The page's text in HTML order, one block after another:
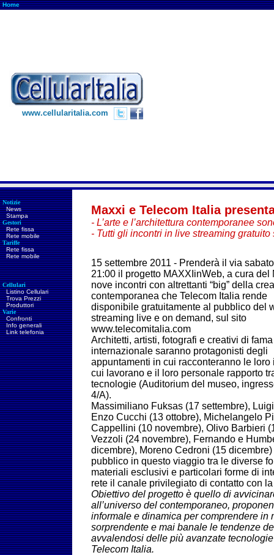
Home
www.cellularitalia.com
Notizie
News
Stampa
Gestori
Rete fissa
Rete mobile
Tariffe
Rete fissa
Rete mobile
Cellulari
Listino Cellulari
Trova Prezzi
Produttori
Varie
Confronti
Info generali
Link telefonia
Maxxi e Telecom Italia
- L’arte e l’architettura contemporanee
- Tutti gli incontri in live streaming
15 settembre 2011 - Prenderà il via
21:00 il progetto MAXXIinWeb, a cura
nove incontri con altrettanti “big” della
contemporanea che Telecom Italia rende
disponibile gratuitamente al pubblico del
streaming live e on demand, sul sito
www.telecomitalia.com
Architetti, artisti, fotografi e creativi di fama
internazionale saranno protagonisti degli
appuntamenti in cui racconteranno le
cui lavorano e il loro personale rapporto
tecnologie (Auditorium del museo,
4/A).
Massimiliano Fuksas (17 settembre),
Enzo Cucchi (13 ottobre), Michelangelo
Cappellini (10 novembre), Olivo Barbieri
Vezzoli (24 novembre), Fernando e
dicembre), Moreno Cedroni (15
pubblico in questo viaggio tra le diverse
materiali esclusivi e particolari forme di
rete il canale privilegiato di contatto con
Obiettivo del progetto è quello di
all’universo del contemporaneo,
informale e dinamica per comprendere in
sorprendente e mai banale le tendenze
avvalendosi delle più avanzate
Telecom Italia.